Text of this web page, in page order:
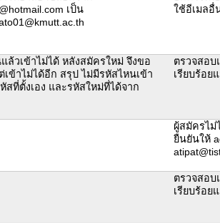
เป็น
ใช้อีเมลอื่
ล้วเข้าไม่ได้ หลังสมัครใหม่ จึงขอ
เข้าไม่ได้อีก สรุป ไม่มีรหัสไหนเข้า
สที่ตั้งเอง และรหัสใหม่ที่ได้จาก
ตรวจสอบ
เรียบร้อย
ผู้สมัครไม่
ยืนยันให้
ตรวจสอบ
เรียบร้อย